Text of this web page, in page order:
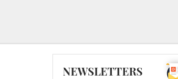
NEWSLETTERS